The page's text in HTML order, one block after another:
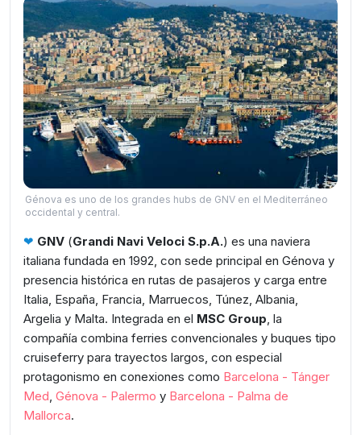
Génova es uno de los grandes hubs de GNV en el Mediterráneo
occidental y central.
❤︎ GNV (Grandi Navi Veloci S.p.A.) es una naviera
italiana fundada en 1992, con sede principal en Génova y
presencia histórica en rutas de pasajeros y carga entre
Italia, España, Francia, Marruecos, Túnez, Albania,
Argelia y Malta. Integrada en el MSC Group, la
compañía combina ferries convencionales y buques tipo
cruiseferry para trayectos largos, con especial
protagonismo en conexiones como Barcelona - Tánger
Med, Génova - Palermo y Barcelona - Palma de
Mallorca.